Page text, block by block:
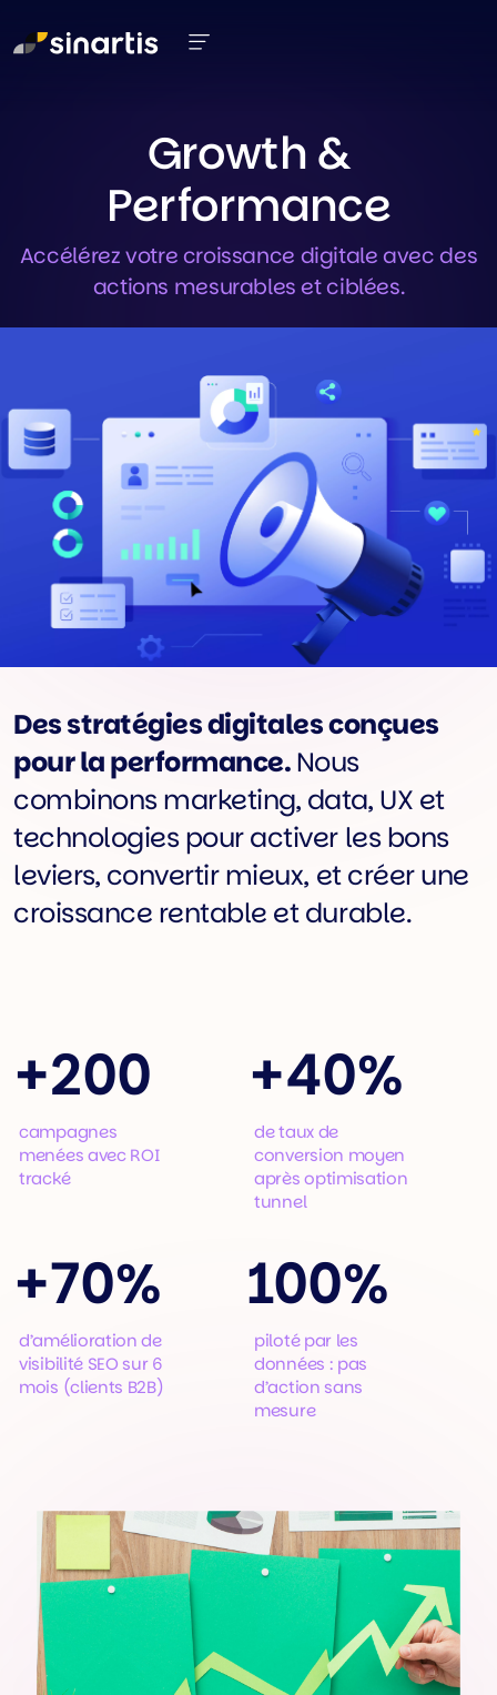
Growth &
Performance
Accélérez votre croissance digitale avec des
actions mesurables et ciblées.
Des stratégies digitales conçues
pour la performance.Nous
combinons marketing, data, UX et
technologies pour activer les bons
leviers, convertir mieux, et créer une
croissance rentable et durable.
+200
campagnes
menées avec ROI
tracké
+40%
de taux de
conversion moyen
après optimisation
tunnel
+70%
d’amélioration de
visibilité SEO sur 6
mois (clients B2B)
100%
piloté par les
données : pas
d’action sans
mesure